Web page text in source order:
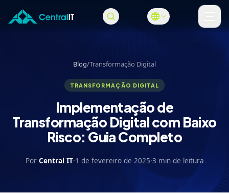
Pular para o conteúdo principal
Blog/Transformação Digital
TRANSFORMAÇÃO DIGITAL
Implementação de
Transformação Digital com Baixo
Risco: Guia Completo
Por Central IT·1 de fevereiro de 2025·3 min de leitura